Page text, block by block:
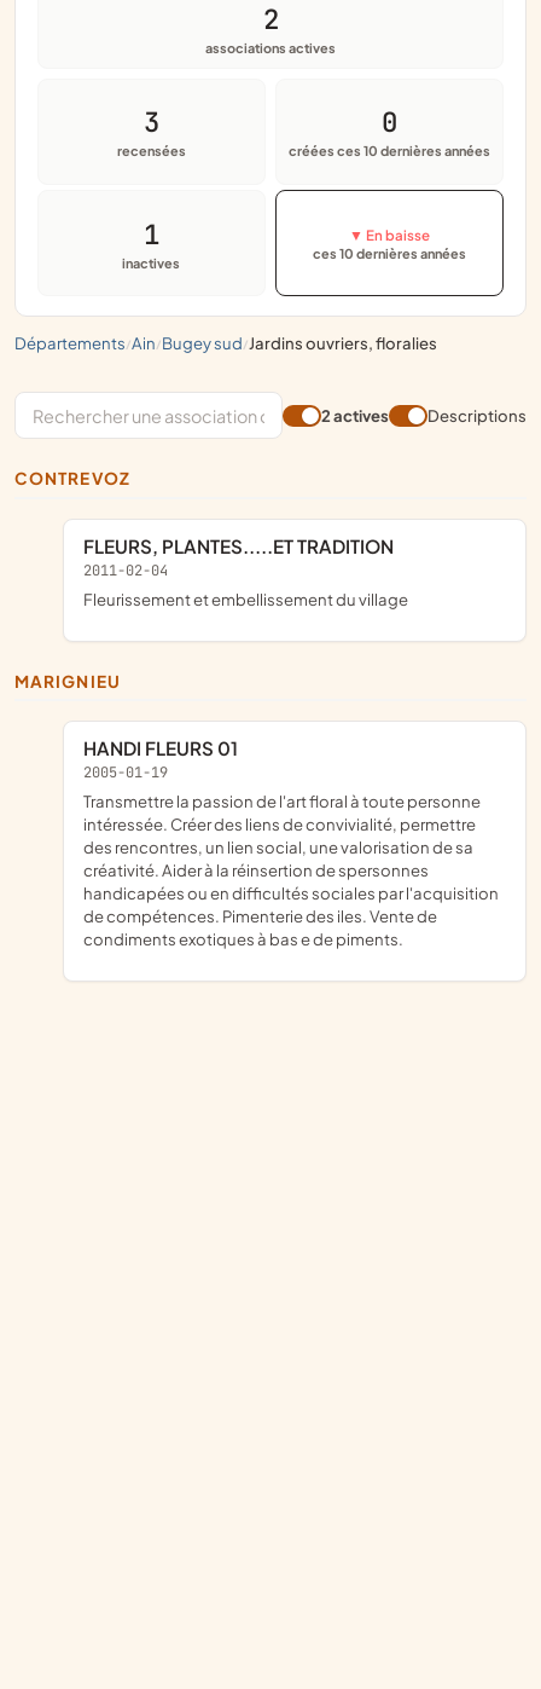
départements/ ain/ bugey sud/ jardins ouvriers, floralies
2
associations actives
3
recensées
0
créées ces 10 dernières années
1
inactives
▼ En baisse
ces 10 dernières années
2 actives Descriptions
CONTREVOZ
FLEURS, PLANTES.....ET TRADITION
2011-02-04
fleurissement et embellissement du village
MARIGNIEU
HANDI FLEURS 01
2005-01-19
Transmettre la passion de l'art floral à toute personne
intéressée. Créer des liens de convivialité, permettre
des rencontres, un lien social, une valorisation de sa
créativité. Aider à la réinsertion de spersonnes
handicapées ou en difficultés sociales par l'acquisition
de compétences. Pimenterie des iles. Vente de
condiments exotiques à bas e de piments.